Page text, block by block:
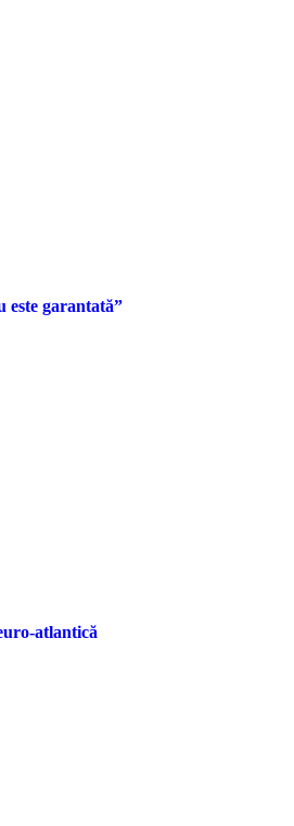
este garantată”
atlantică